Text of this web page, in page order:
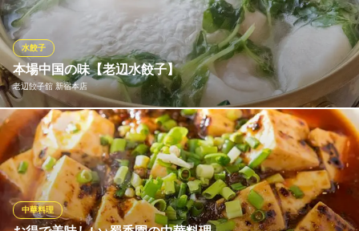
中国料理 「翡翠宮」
革新的な中国料理
都営大江戸線都庁前駅 徒歩2分
東京都新宿区西新宿2-7-2
本場中国の味【老辺水餃子】
老辺餃子舘 新宿本店
水餃子
中国家庭で餃子といえば水餃子です。 老辺餃子館の水餃子は鍋仕
立てでご用意します。 お客様の卓上で火をつけ、熱々をお召し上
がりいただきます。
老辺餃子舘 新宿本店
皇帝が認めた秘伝の餃子
中華料理